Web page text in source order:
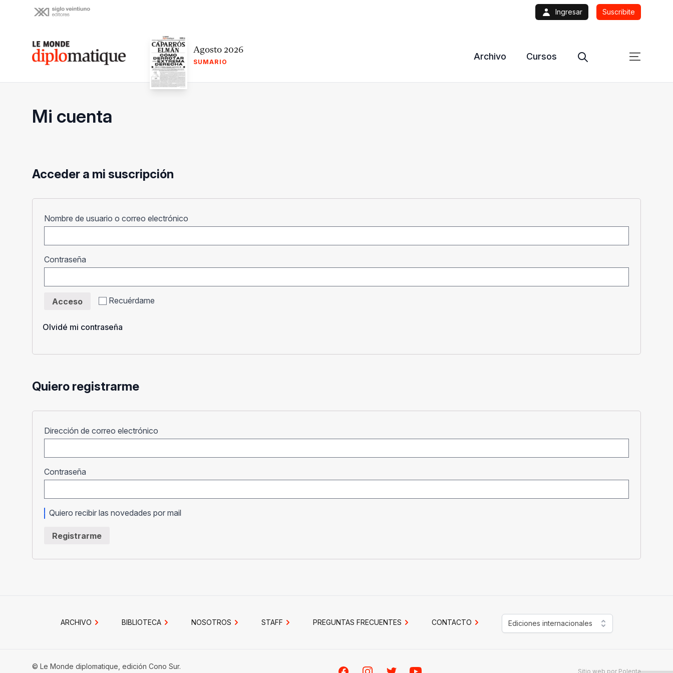
Ingresar Suscribite
Le monde diplomatique Agosto 2026
SUMARIO
Archivo Cursos
Mi cuenta
Acceder a mi suscripción
Nombre de usuario o correo electrónico
Contraseña
Recuérdame
Acceso
Olvidé mi contraseña
Quiero registrarme
Dirección de correo electrónico
Contraseña
Quiero recibir las novedades por mail
Registrarme
ARCHIVO BIBLIOTECA NOSOTROS STAFF PREGUNTAS FRECUENTES CONTACTO Ediciones internacionales
© Le Monde diplomatique, edición Cono Sur.
Sitio web por Polenta